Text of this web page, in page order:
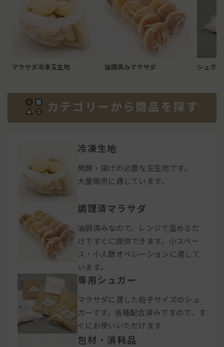
マラサダ冷凍玉生地 油調済みマラサダ シュガー
カテゴリーから商品を探す
冷凍生地
発酵・揚げの必要な玉生地です。
大量販売に適しています。
調理済マラサダ
油調済みなので、レンジで温めるだ
けですぐに提供できます。小スペー
ス・小人数オペレーションに適して
います。
専用シュガー
マラサダに適した粒子サイズのシュ
ガーです。各種配合済みですので、す
ぐにお使いいただけます
包材・消耗品